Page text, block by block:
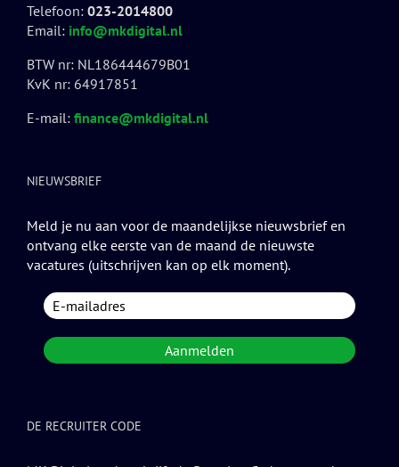
Telefoon: 023-2014800
Email: info@mkdigital.nl
BTW nr: NL186444679B01
KvK nr: 64917851
E-mail: finance@mkdigital.nl
NIEUWSBRIEF
Meld je nu aan voor de maandelijkse nieuwsbrief en
ontvang elke eerste van de maand de nieuwste
vacatures (uitschrijven kan op elk moment).
DE RECRUITER CODE